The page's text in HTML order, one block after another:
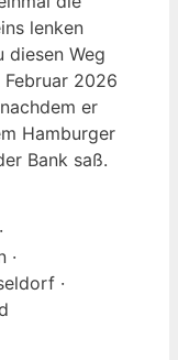
lenken
diesen Weg
2026
er
Hamburger
Bank saß.
·
·